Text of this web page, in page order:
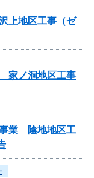
上地区工事（ゼ
家ノ洞地区工事
事業 陰地地区工